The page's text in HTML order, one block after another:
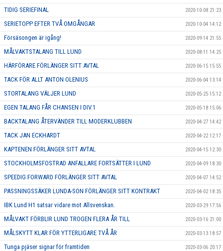
TIDIG SERIEFINAL 2020-10-08 21:23
SERIETOPP EFTER TVÅ OMGÅNGAR 2020-10-04 14:12
Försäsongen är igång! 2020-09-14 21:55
MÅLVAKTSTALANG TILL LUND 2020-08-11 14:25
HÄRFÖRARE FÖRLÄNGER SITT AVTAL 2020-06-15 15:55
TACK FÖR ALLT ANTON OLENIUS 2020-06-04 13:14
STORTALANG VÄLJER LUND 2020-05-25 15:12
EGEN TALANG FÅR CHANSEN I DIV.1 2020-05-18 15:06
BACKTALANG ÅTERVÄNDER TILL MODERKLUBBEN 2020-04-27 14:42
TACK JAN ECKHARDT 2020-04-22 12:17
KAPTENEN FÖRLÄNGER SITT AVTAL 2020-04-15 12:30
STOCKHOLMSFOSTRAD ANFALLARE FORTSÄTTER I LUND 2020-04-09 18:30
SPEEDIG FORWARD FÖRLÄNGER SITT AVTAL 2020-04-07 14:52
PASSNINGSSÄKER LUNDA-SON FÖRLÄNGER SITT KONTRAKT 2020-04-02 18:35
IBK Lund H1 satsar vidare mot Allsvenskan. 2020-03-29 17:56
MÅLVAKT FÖRBLIR LUND TROGEN FLERA ÅR TILL 2020-03-16 21:00
MÅLSKYTT KLAR FÖR YTTERLIGARE TVÅ ÅR 2020-03-13 18:57
Tunga pjäser signar för framtiden 2020-03-06 20:17